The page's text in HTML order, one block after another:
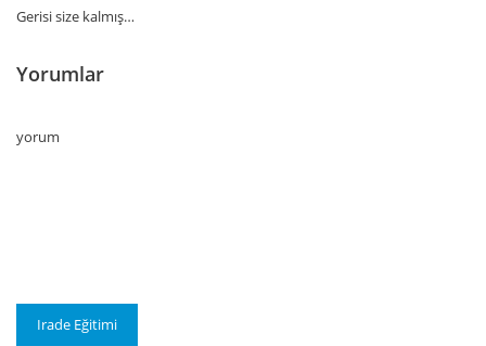
Gerisi size kalmış…
Yorumlar
yorum
Irade Eğitimi